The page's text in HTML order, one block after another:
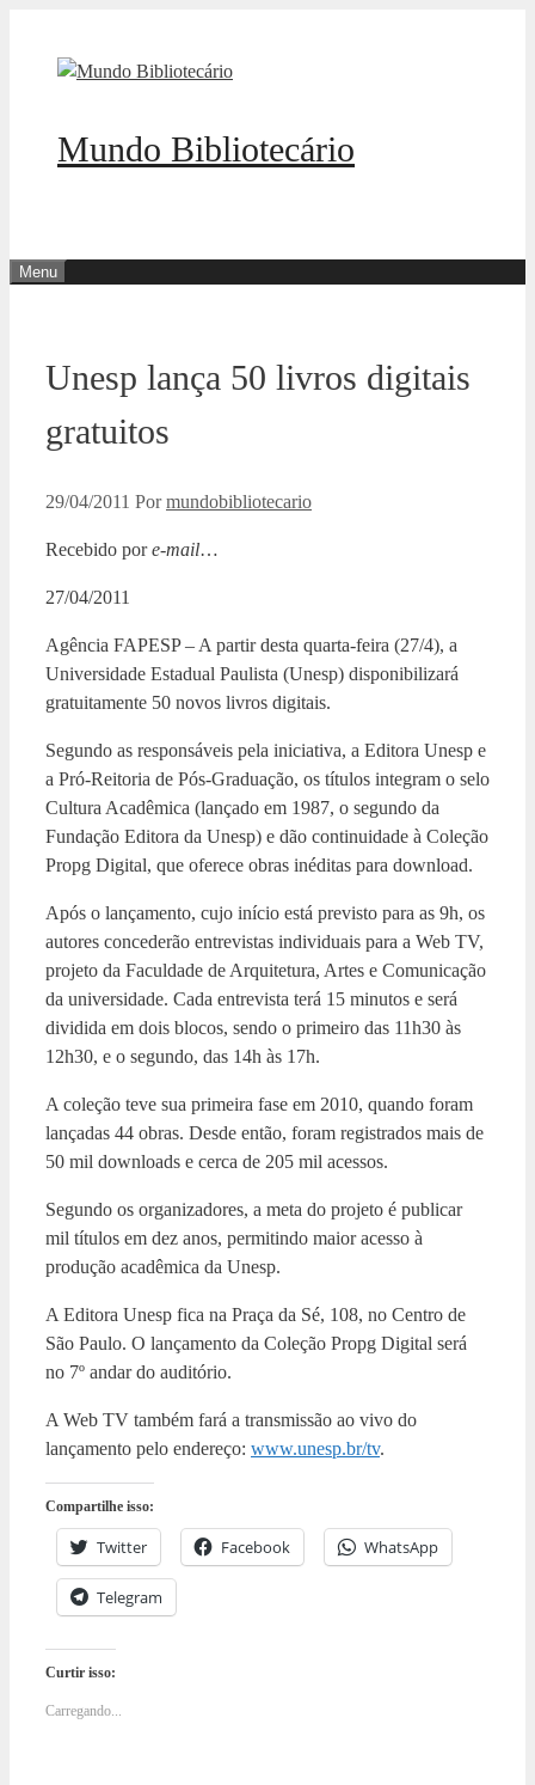
Mundo Bibliotecário
Menu
Unesp lança 50 livros digitais
gratuitos
29/04/2011 Pormundobibliotecario
Recebido pore-mail…
27/04/2011
Agência FAPESP – A partir desta quarta-feira (27/4), a
Universidade Estadual Paulista (Unesp) disponibilizará
gratuitamente 50 novos livros digitais.
Segundo as responsáveis pela iniciativa, a Editora Unesp e
a Pró-Reitoria de Pós-Graduação, os títulos integram o selo
Cultura Acadêmica (lançado em 1987, o segundo da
Fundação Editora da Unesp) e dão continuidade à Coleção
Propg Digital, que oferece obras inéditas para download.
Após o lançamento, cujo início está previsto para as 9h, os
autores concederão entrevistas individuais para a Web TV,
projeto da Faculdade de Arquitetura, Artes e Comunicação
da universidade. Cada entrevista terá 15 minutos e será
dividida em dois blocos, sendo o primeiro das 11h30 às
12h30, e o segundo, das 14h às 17h.
A coleção teve sua primeira fase em 2010, quando foram
lançadas 44 obras. Desde então, foram registrados mais de
50 mil downloads e cerca de 205 mil acessos.
Segundo os organizadores, a meta do projeto é publicar
mil títulos em dez anos, permitindo maior acesso à
produção acadêmica da Unesp.
A Editora Unesp fica na Praça da Sé, 108, no Centro de
São Paulo. O lançamento da Coleção Propg Digital será
no 7º andar do auditório.
A Web TV também fará a transmissão ao vivo do
lançamento pelo endereço: www.unesp.br/tv.
Compartilhe isso:
Twitter Facebook WhatsApp
Telegram
Curtir isso:
Carregando...